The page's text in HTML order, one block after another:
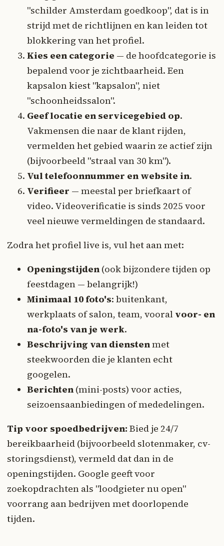
"schilder Amsterdam goedkoop", dat is in
strijd met de richtlijnen en kan leiden tot
blokkering van het profiel.
Kies een categorie — de hoofdcategorie is
bepalend voor je zichtbaarheid. Een
kapsalon kiest "kapsalon", niet
"schoonheidssalon".
Geef locatie en servicegebied op.
Vakmensen die naar de klant rijden,
vermelden het gebied waarin ze actief zijn
(bijvoorbeeld "straal van 30 km").
Vul telefoonnummer en website in.
Verifieer — meestal per briefkaart of
video. Videoverificatie is sinds 2025 voor
veel nieuwe vermeldingen de standaard.
Zodra het profiel live is, vul het aan met:
Openingstijden (ook bijzondere tijden op
feestdagen — belangrijk!)
Minimaal 10 foto's: buitenkant,
werkplaats of salon, team, vooral voor- en
na-foto's van je werk.
Beschrijving van dienstenmet
steekwoorden die je klanten echt
googelen.
Berichten (mini-posts) voor acties,
seizoensaanbiedingen of mededelingen.
Tip voor spoedbedrijven: Bied je 24/7
bereikbaarheid (bijvoorbeeld slotenmaker, cv-
storingsdienst), vermeld dat dan in de
openingstijden. Google geeft voor
zoekopdrachten als "loodgieter nu open"
voorrang aan bedrijven met doorlopende
tijden.